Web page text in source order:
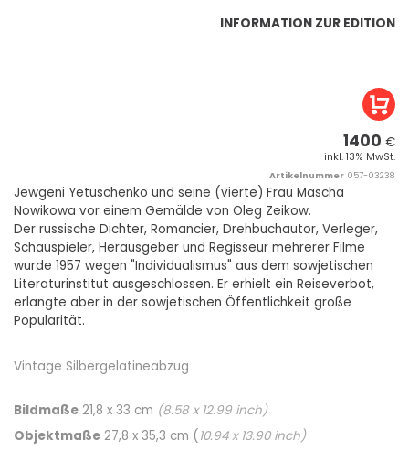
INFORMATION ZUR EDITION
1400 €
inkl. 13% MwSt.
Artikelnummer 057-03238
Jewgeni Yetuschenko und seine (vierte) Frau Mascha
Nowikowa vor einem Gemälde von Oleg Zeikow.
Der russische Dichter, Romancier, Drehbuchautor, Verleger,
Schauspieler, Herausgeber und Regisseur mehrerer Filme
wurde 1957 wegen "Individualismus" aus dem sowjetischen
Literaturinstitut ausgeschlossen. Er erhielt ein Reiseverbot,
erlangte aber in der sowjetischen Öffentlichkeit große
Popularität.
Vintage Silbergelatineabzug
Bildmaße 21,8 x 33 cm (8.58x 12.99 inch)
Objektmaße 27,8 x 35,3 cm ( 10.94x 13.90inch)